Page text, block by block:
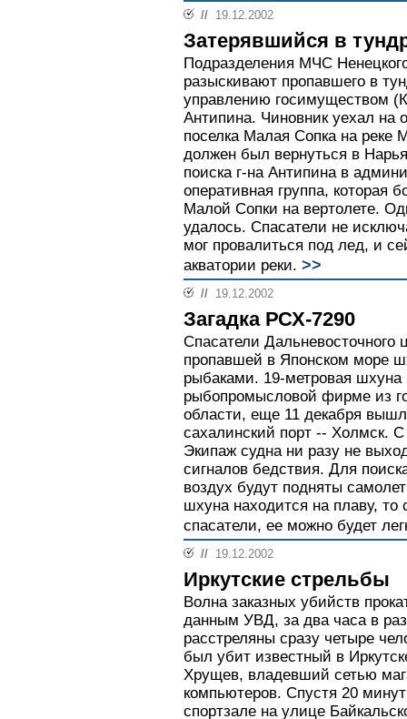
// 19.12.2002
Затерявшийся в
Подразделения МЧС
разыскивают пропавшего в
управлению госимуществом
Антипина. Чиновник уехал на
поселка Малая Сопка на реке
должен был вернуться в
поиска г-на Антипина в
оперативная группа, которая
Малой Сопки на вертолете.
удалось. Спасатели не
мог провалиться под лед, и
акватории реки. >>
// 19.12.2002
Загадка РСХ-7290
Спасатели
пропавшей в Японском море
рыбаками. 19-метровая
рыбопромысловой фирме из
области, еще 11 декабря
сахалинский порт -- Холмск.
Экипаж судна ни разу не
сигналов бедствия. Для
воздух будут подняты
шхуна находится на плаву, то
спасатели, ее можно будет
// 19.12.2002
Иркутские стрельбы
Волна заказных убийств
данным УВД, за два часа в
расстреляны сразу четыре
был убит известный в
Хрущев, владевший сетью
компьютеров. Спустя 20
спортзале на улице